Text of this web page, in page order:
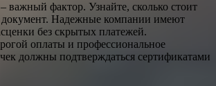
важный фактор. Узнайте, сколько стоит
документ. Надежные компании имеют
без скрытых платежей.
оплаты и профессиональное
должны подтверждаться сертификатами